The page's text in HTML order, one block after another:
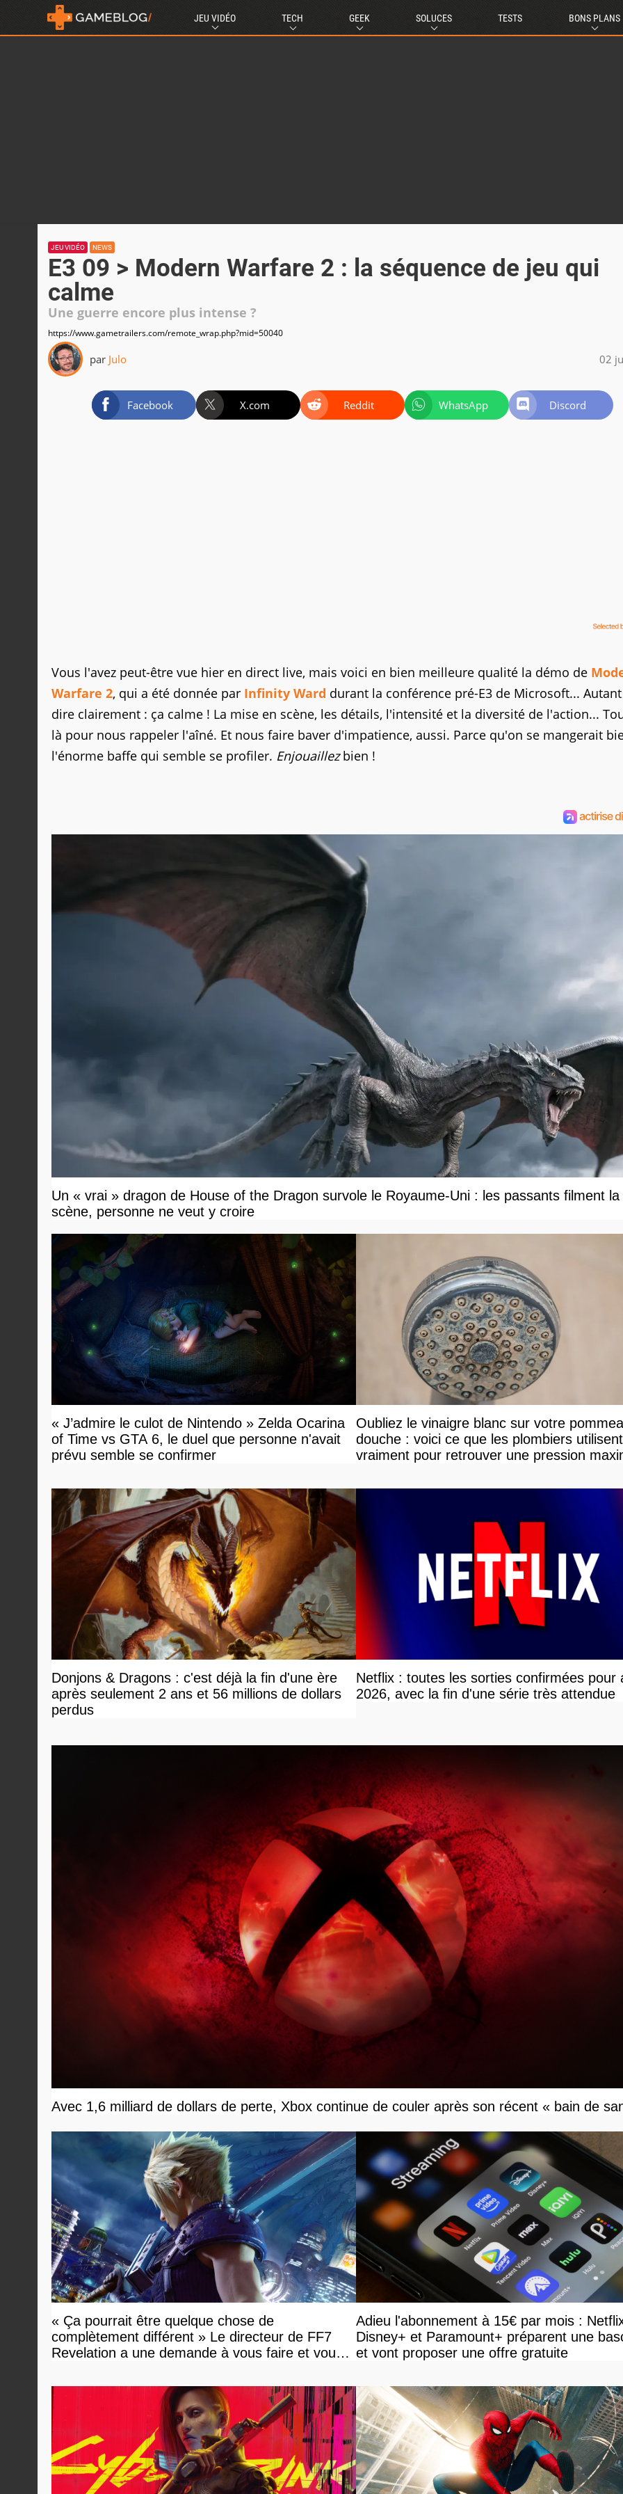
JEU VIDÉO TECH GEEK SOLUCES TESTS BONS PLANS
JEU VIDÉO NEWS
E3 09 > Modern Warfare 2 : la séquence de jeu qui
calme
Une guerre encore plus intense ?
https://www.gametrailers.com/remote_wrap.php?mid=50040
par Julo 02
Facebook X.com Reddit WhatsApp Discord
Vous l'avez peut-être vue hier en direct live, mais voici en bien meilleure qualité la démo de
Warfare 2, qui a été donnée par Infinity Ward durant la conférence pré-E3 de Microsoft...
dire clairement : ça calme ! La mise en scène, les détails, l'intensité et la diversité de l'action...
là pour nous rappeler l'aîné. Et nous faire baver d'impatience, aussi. Parce qu'on se mangerait
l'énorme baffe qui semble se profiler. Enjouaillezbien !
Un « vrai » dragon de House of the Dragon survole le Royaume-Uni : les passants filment la
scène, personne ne veut y croire
« J’admire le culot de Nintendo » Zelda Ocarina
of Time vs GTA 6, le duel que personne n'avait
prévu semble se confirmer
Oubliez le vinaigre blanc sur votre
douche : voici ce que les plombiers utilisent
vraiment pour retrouver une pression
Donjons & Dragons : c'est déjà la fin d'une ère
après seulement 2 ans et 56 millions de dollars
perdus
Netflix : toutes les sorties confirmées pour
2026, avec la fin d'une série très attendue
Avec 1,6 milliard de dollars de perte, Xbox continue de couler après son récent « bain de
« Ça pourrait être quelque chose de
complètement différent » Le directeur de FF7
Revelation a une demande à vous faire et vous
Adieu l'abonnement à 15€ par mois :
Disney+ et Paramount+ préparent une
et vont proposer une offre gratuite